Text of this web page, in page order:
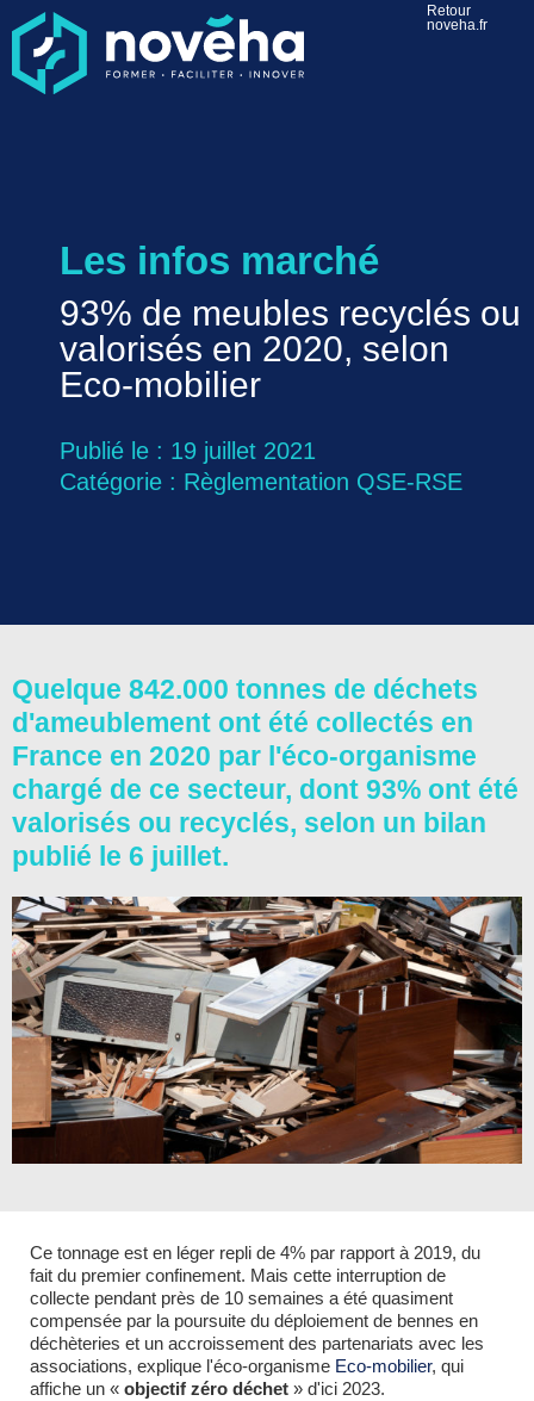
Retour
noveha.fr
Les infos marché
93% de meubles recyclés ou
valorisés en 2020, selon
Eco-mobilier
Publié le : 19 juillet 2021
Catégorie : Règlementation QSE-RSE
Quelque 842.000 tonnes de déchets
d'ameublement ont été collectés en
France en 2020 par l'éco-organisme
chargé de ce secteur, dont 93% ont été
valorisés ou recyclés, selon un bilan
publié le 6 juillet.
Ce tonnage est en léger repli de 4% par rapport à 2019, du
fait du premier confinement. Mais cette interruption de
collecte pendant près de 10 semaines a été quasiment
compensée par la poursuite du déploiement de bennes en
déchèteries et un accroissement des partenariats avec les
associations, explique l'éco-organisme Eco-mobilier, qui
affiche un « objectif zéro déchet » d'ici 2023.